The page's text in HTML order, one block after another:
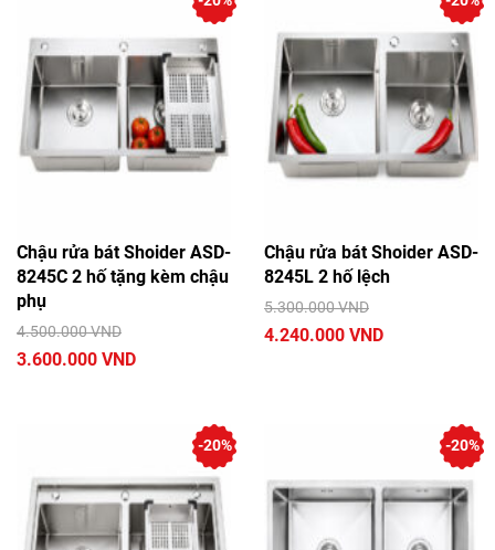
Chậu rửa bát Shoider ASD-
8245C 2 hố tặng kèm chậu
phụ
4.500.000 VND
3.600.000 VND
Chậu rửa bát Shoider ASD-
8245L 2 hố lệch
5.300.000 VND
4.240.000 VND
-20% -20%